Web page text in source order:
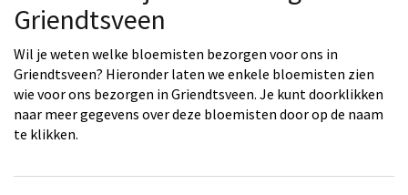
Griendtsveen
Wil je weten welke bloemisten bezorgen voor ons in
Griendtsveen? Hieronder laten we enkele bloemisten zien
wie voor ons bezorgen in Griendtsveen. Je kunt doorklikken
naar meer gegevens over deze bloemisten door op de naam
te klikken.